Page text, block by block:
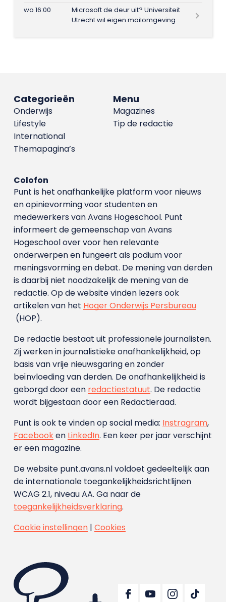
wo 16:00
Microsoft de deur uit? Universiteit
Utrecht wil eigen mailomgeving
Menu
Magazines
Tip de redactie
Categorieën
Onderwijs
Lifestyle
International
Themapagina’s
Colofon
Punt is het onafhankelijke platform voor nieuws
en opinievorming voor studenten en
medewerkers van Avans Hoge­school. Punt
informeert de gemeenschap van Avans
Hogeschool over voor hen relevante
onderwerpen en fungeert als podium voor
meningsvorming en debat. De mening van derden
is daarbij niet noodzakelijk de mening van de
redactie. Op de website vinden lezers ook
artikelen van het Hoger Onderwijs Persbureau
(HOP).
De redactie bestaat uit professionele journalisten.
Zij werken in journalistieke onafhankelijkheid, op
basis van vrije nieuwsgaring en zonder
beïnvloeding van derden. De onafhankelijkheid is
geborgd door een redactiestatuut. De redactie
wordt bijgestaan door een Redactieraad.
Punt is ook te vinden op social media: Instragram,
Facebooken LinkedIn. Een keer per jaar verschijnt
er een magazine.
De website punt.avans.nl voldoet gedeeltelijk aan
de internationale toegankelijkheidsrichtlijnen
WCAG 2.1, niveau AA. Ga naar de
toegankelijkheidsverklaring.
Cookie instellingen| Cookies